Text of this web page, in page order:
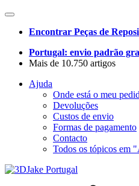
Encontrar Peças de
Portugal: envio padrão
Mais de 10.750 artigos
Ajuda
Onde está o meu
Devoluções
Custos de envio
Formas de pagamento
Contacto
Todos os tópicos em